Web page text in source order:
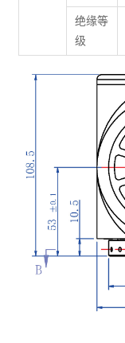
绝缘等
级